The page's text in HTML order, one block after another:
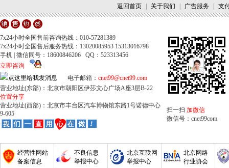
返回首页 关于我们 广告服务 支
7x24小时全国售前咨询热线：010-57281389
7x24小时全国售后服务热线：13020085953 15313016798
手机 | 微信同号：18600846206 QQ：523313456
立即咨询
电子邮箱： cnet99@cnet99.com
营业地址(东部)：北京市朝阳区伊莎文心广场A座3层B-22
位置分享
营业地址(西部)：北京市丰台区汽车博物馆东路1号诺德中心
9-605
扫一扫 加微信
微信号：cnet99com
经营性网站
备案信息
不良信息
举报中心
北京互联网
举报中心
北京网络
行业协会